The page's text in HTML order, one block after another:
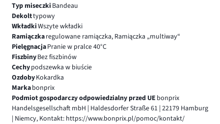
Typ miseczki Bandeau
Dekolttypowy
WkładkiWszyte wkładki
Ramiączkaregulowane ramiączka, Ramiączka „multiway“
PielęgnacjaPranie w pralce 40°C
FiszbinyBez fiszbinów
Cechypodszewka w biuście
OzdobyKokardka
Markabonprix
Podmiot gospodarczy odpowiedzialny przed UE bonprix
Handelsgesellschaft mbH | Haldesdorfer Straße 61 | 22179 Hamburg
| Niemcy, Kontakt: https://www.bonprix.pl/pomoc/kontakt/